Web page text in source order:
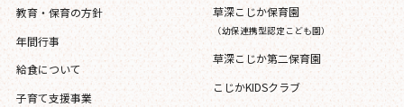
教育・保育の方針
年間行事
給食について
子育て支援事業
草深こじか保育園
（幼保連携型認定こども園）
草深こじか第二保育園
こじかKIDSクラブ